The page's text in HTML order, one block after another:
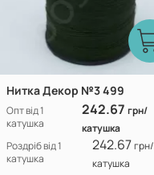
Нитка Декор №3 499
Опт від 1
катушка
242.67грн/
катушка
Роздріб від 1
катушка
242.67грн/
катушка